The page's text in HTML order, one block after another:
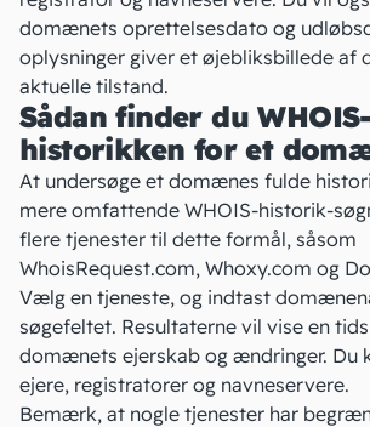
domænets oprettelsesdato og
oplysninger giver et øjebliksbillede af
aktuelle tilstand.
Sådan finder du
historikken for et
At undersøge et domænes fulde
mere omfattende WHOIS-historik-
flere tjenester til dette formål, såsom
WhoisRequest.com, Whoxy.com og
Vælg en tjeneste, og indtast
søgefeltet. Resultaterne vil vise en
domænets ejerskab og ændringer. Du
ejere, registratorer og navneservere.
Bemærk, at nogle tjenester har